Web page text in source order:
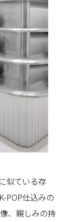
似ている存
POP仕込みの
、親しみの持